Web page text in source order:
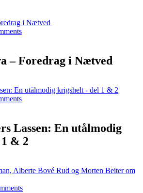
– Foredrag i Nætved
Lassen: En utålmodig
& 2